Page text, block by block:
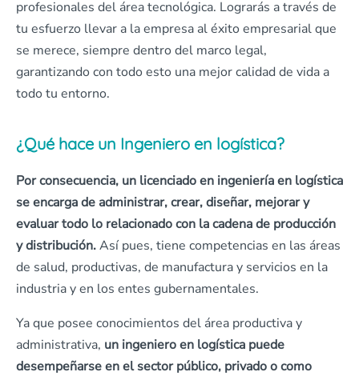
profesionales del área tecnológica. Lograrás a través de
tu esfuerzo llevar a la empresa al éxito empresarial que
se merece, siempre dentro del marco legal,
garantizando con todo esto una mejor calidad de vida a
todo tu entorno.
¿Qué hace un Ingeniero en logística?
Por consecuencia, un licenciado en ingeniería en logística
se encarga de administrar, crear, diseñar, mejorar y
evaluar todo lo relacionado con la cadena de producción
y distribución.Así pues, tiene competencias en las áreas
de salud, productivas, de manufactura y servicios en la
industria y en los entes gubernamentales.
Ya que posee conocimientos del área productiva y
administrativa, un ingeniero en logística puede
desempeñarse en el sector público, privado o como